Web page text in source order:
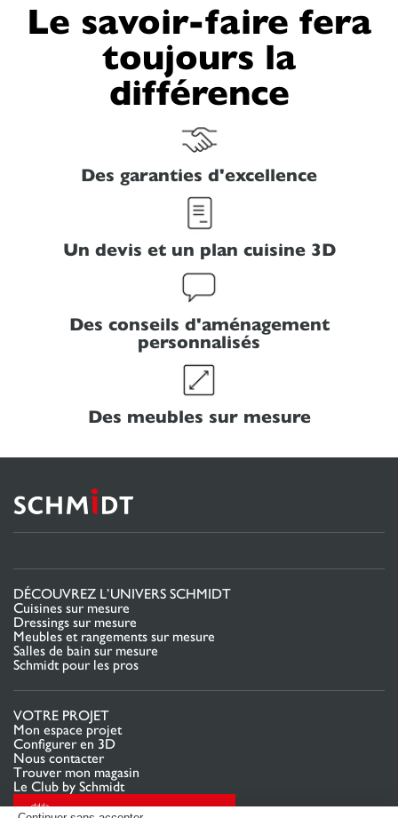
Le savoir-faire fera
toujours la
différence
Des garanties d'excellence
Un devis et un plan cuisine 3D
Des conseils d'aménagement
personnalisés
Des meubles sur mesure
DÉCOUVREZ L’UNIVERS SCHMIDT
Cuisines sur mesure
Dressings sur mesure
Meubles et rangements sur mesure
Salles de bain sur mesure
Schmidt pour les pros
VOTRE PROJET
Mon espace projet
Configurer en 3D
Nous contacter
Trouver mon magasin
Le Club by Schmidt
PRENDRE RENDEZ-VOUS